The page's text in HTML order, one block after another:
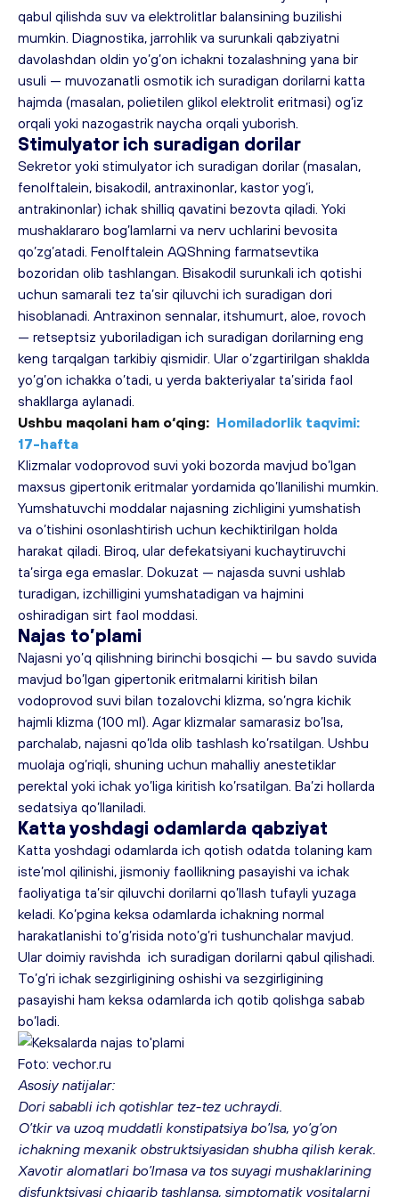
qabul qilishda suv va elektrolitlar balansining buzilishi
mumkin. Diagnostika, jarrohlik va surunkali qabziyatni
davolashdan oldin yo’g’on ichakni tozalashning yana bir
usuli — muvozanatli osmotik ich suradigan dorilarni katta
hajmda (masalan, polietilen glikol elektrolit eritmasi) og’iz
orqali yoki nazogastrik naycha orqali yuborish.
Stimulyator ich suradigan dorilar
Sekretor yoki stimulyator ich suradigan dorilar (masalan,
fenolftalein, bisakodil, antraxinonlar, kastor yog’i,
antrakinonlar) ichak shilliq qavatini bezovta qiladi. Yoki
mushaklararo bog’lamlarni va nerv uchlarini bevosita
qo’zg’atadi. Fenolftalein AQShning farmatsevtika
bozoridan olib tashlangan. Bisakodil surunkali ich qotishi
uchun samarali tez ta’sir qiluvchi ich suradigan dori
hisoblanadi. Antraxinon sennalar, itshumurt, aloe, rovoch
— retseptsiz yuboriladigan ich suradigan dorilarning eng
keng tarqalgan tarkibiy qismidir. Ular o’zgartirilgan shaklda
yo’g’on ichakka o’tadi, u yerda bakteriyalar ta’sirida faol
shakllarga aylanadi.
Ushbu maqolani ham o‘qing: Homiladorlik taqvimi:
17-hafta
Klizmalar vodoprovod suvi yoki bozorda mavjud bo’lgan
maxsus gipertonik eritmalar yordamida qo’llanilishi mumkin.
Yumshatuvchi moddalar najasning zichligini yumshatish
va o’tishini osonlashtirish uchun kechiktirilgan holda
harakat qiladi. Biroq, ular defekatsiyani kuchaytiruvchi
ta’sirga ega emaslar. Dokuzat — najasda suvni ushlab
turadigan, izchilligini yumshatadigan va hajmini
oshiradigan sirt faol moddasi.
Najas to’plami
Najasni yo’q qilishning birinchi bosqichi — bu savdo suvida
mavjud bo’lgan gipertonik eritmalarni kiritish bilan
vodoprovod suvi bilan tozalovchi klizma, so’ngra kichik
hajmli klizma (100 ml). Agar klizmalar samarasiz bo’lsa,
parchalab, najasni qo’lda olib tashlash ko’rsatilgan. Ushbu
muolaja og’riqli, shuning uchun mahalliy anestetiklar
perektal yoki ichak yo’liga kiritish ko’rsatilgan. Ba’zi hollarda
sedatsiya qo’llaniladi.
Katta yoshdagi odamlarda qabziyat
Katta yoshdagi odamlarda ich qotish odatda tolaning kam
iste’mol qilinishi, jismoniy faollikning pasayishi va ichak
faoliyatiga ta’sir qiluvchi dorilarni qo’llash tufayli yuzaga
keladi. Ko’pgina keksa odamlarda ichakning normal
harakatlanishi to’g’risida noto’g’ri tushunchalar mavjud.
Ular doimiy ravishda  ich suradigan dorilarni qabul qilishadi.
To’g’ri ichak sezgirligining oshishi va sezgirligining
pasayishi ham keksa odamlarda ich qotib qolishga sabab
bo’ladi.
Foto: vechor.ru
Asosiy natijalar:
Dori sababli ich qotishlar tez-tez uchraydi.
O’tkir va uzoq muddatli konstipatsiya bo’lsa, yo’g’on
ichakning mexanik obstruktsiyasidan shubha qilish kerak.
Xavotir alomatlari bo’lmasa va tos suyagi mushaklarining
disfunktsiyasi chiqarib tashlansa, simptomatik vositalarni